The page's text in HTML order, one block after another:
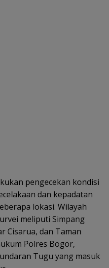
pengecekan kondisi
dan kepadatan
lokasi. Wilayah
meliputi Simpang
Cisarua, dan Taman
Polres Bogor,
Tugu yang masuk